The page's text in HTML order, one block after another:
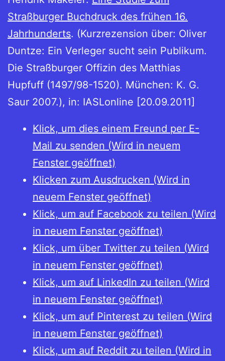
Straßburger Buchdruck des frühen 16.
Jahrhunderts. (Kurzrezension über: Oliver
Duntze: Ein Verleger sucht sein Publikum.
Die Straßburger Offizin des Matthias
Hupfuff (1497/98-1520). München: K. G.
Saur 2007.), in: IASLonline [20.09.2011]
Klick, um dies einem Freund per E-
Mail zu senden (Wird in neuem
Fenster geöffnet)
Klicken zum Ausdrucken (Wird in
neuem Fenster geöffnet)
Klick, um auf Facebook zu teilen (Wird
in neuem Fenster geöffnet)
Klick, um über Twitter zu teilen (Wird
in neuem Fenster geöffnet)
Klick, um auf LinkedIn zu teilen (Wird
in neuem Fenster geöffnet)
Klick, um auf Pinterest zu teilen (Wird
in neuem Fenster geöffnet)
Klick, um auf Reddit zu teilen (Wird in